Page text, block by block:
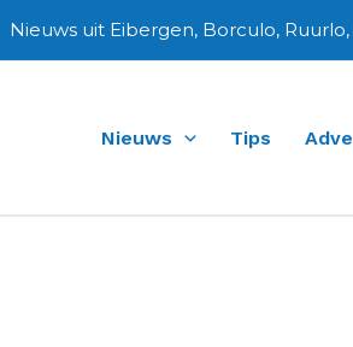
Nieuws uit Eibergen, Borculo,
Nieuws Tips